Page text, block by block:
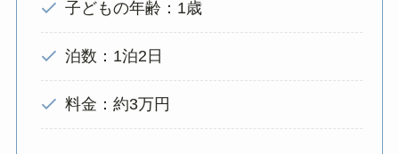
子どもの年齢：1歳
泊数：1泊2日
料金：約3万円